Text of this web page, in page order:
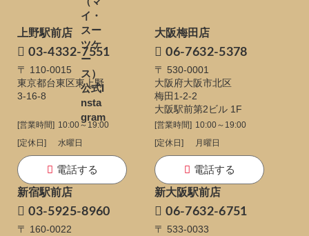
上野駅前店
03-4332-7551
〒 110-0015
東京都台東区東上野
3-16-8
[営業時間] 10:00～19:00
[定休日]
水曜日
電話する
大阪梅田店
06-7632-5378
〒 530-0001
大阪府大阪市北区
梅田1-2-2
大阪駅前第2ビル 1F
[営業時間] 10:00～19:00
[定休日]
月曜日
電話する
新宿駅前店
03-5925-8960
〒 160-0022
新大阪駅前店
06-7632-6751
〒 533-0033